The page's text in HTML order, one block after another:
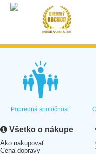
Popredná spoločnosť
Všetko o nákupe
Ako nakupovať
Cena dopravy